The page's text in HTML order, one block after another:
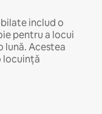
includ o
pentru a locui
Acestea
locuință